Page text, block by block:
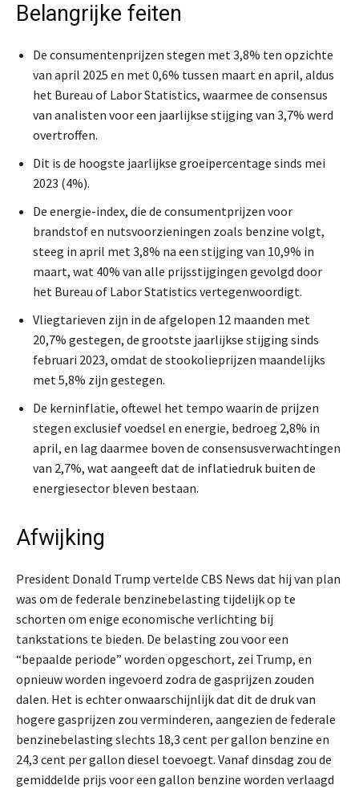
Belangrijke feiten
De consumentenprijzen stegen met 3,8% ten opzichte
van april 2025 en met 0,6% tussen maart en april, aldus
het Bureau of Labor Statistics, waarmee de consensus
van analisten voor een jaarlijkse stijging van 3,7% werd
overtroffen.
Dit is de hoogste jaarlijkse groeipercentage sinds mei
2023 (4%).
De energie-index, die de consumentprijzen voor
brandstof en nutsvoorzieningen zoals benzine volgt,
steeg in april met 3,8% na een stijging van 10,9% in
maart, wat 40% van alle prijsstijgingen gevolgd door
het Bureau of Labor Statistics vertegenwoordigt.
Vliegtarieven zijn in de afgelopen 12 maanden met
20,7% gestegen, de grootste jaarlijkse stijging sinds
februari 2023, omdat de stookolieprijzen maandelijks
met 5,8% zijn gestegen.
De kerninflatie, oftewel het tempo waarin de prijzen
stegen exclusief voedsel en energie, bedroeg 2,8% in
april, en lag daarmee boven de consensusverwachtingen
van 2,7%, wat aangeeft dat de inflatiedruk buiten de
energiesector bleven bestaan.
Afwijking
President Donald Trump vertelde CBS News dat hij van plan
was om de federale benzinebelasting tijdelijk op te
schorten om enige economische verlichting bij
tankstations te bieden. De belasting zou voor een
“bepaalde periode” worden opgeschort, zei Trump, en
opnieuw worden ingevoerd zodra de gasprijzen zouden
dalen. Het is echter onwaarschijnlijk dat dit de druk van
hogere gasprijzen zou verminderen, aangezien de federale
benzinebelasting slechts 18,3 cent per gallon benzine en
24,3 cent per gallon diesel toevoegt. Vanaf dinsdag zou de
gemiddelde prijs voor een gallon benzine worden verlaagd